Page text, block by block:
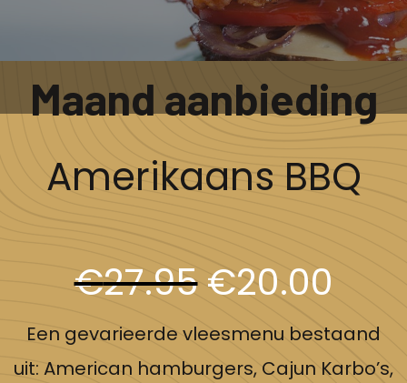
Maand aanbieding
Amerikaans BBQ
€27.95 €20.00
Een gevarieerde vleesmenu bestaand
uit: American hamburgers, Cajun Karbo’s,